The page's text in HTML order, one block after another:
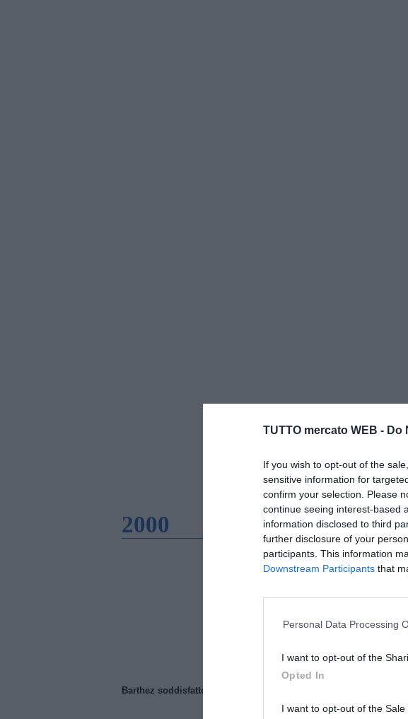
TUTTO mercato WEB - Do
If you wish to opt-out of the
sensitive information for
confirm your selection. Please
continue seeing interest-based
information disclosed to third
further disclosure of your
participants. This information
Downstream Participants that
Personal Data Processing
I want to opt-out of the
Opted In
I want to opt-out of the Sale
2000
Barthez soddisfatto del Manchester United